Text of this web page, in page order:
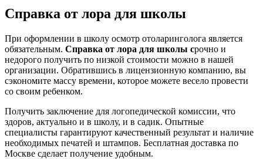
Справка от лора для школы
При оформлении в школу осмотр отоларинголога является
обязательным. Справка от лора для школы срочно и
недорого получить по низкой стоимости можно в нашей
организации. Обратившись в лицензионную компанию, вы
сэкономите массу времени, которое можете весело провести
со своим ребенком.
Получить заключение для логопедической комиссии, что
здоров, актуально и в школу, и в садик. Опытные
специалисты гарантируют качественный результат и наличие
необходимых печатей и штампов. Бесплатная доставка по
Москве сделает получение удобным.